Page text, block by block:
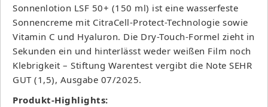
Sonnenlotion LSF 50+ (150 ml) ist eine wasserfeste
Sonnencreme mit CitraCell-Protect-Technologie sowie
Vitamin C und Hyaluron. Die Dry-Touch-Formel zieht in
Sekunden ein und hinterlässt weder weißen Film noch
Klebrigkeit – Stiftung Warentest vergibt die Note SEHR
GUT (1,5), Ausgabe 07/2025.
Produkt-Highlights: